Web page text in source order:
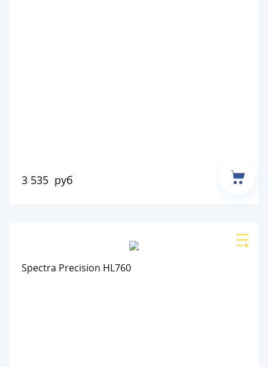
3 535 руб
Spectra Precision HL760